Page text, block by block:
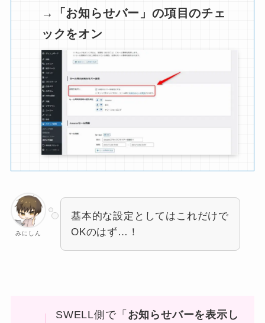
→「お知らせバー」の項目のチェ
ックをオン
みにしん
基本的な設定としてはこれだけで
OKのはず…！
SWELL側で「 お知らせバーを表示し